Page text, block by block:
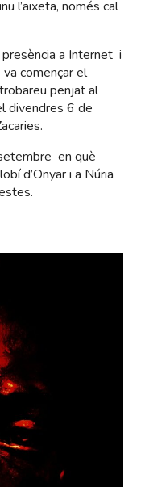
l’aixeta, només cal
a Internet i
començar el
penjat al
divendres 6 de
en què
d’Onyar i a Núria